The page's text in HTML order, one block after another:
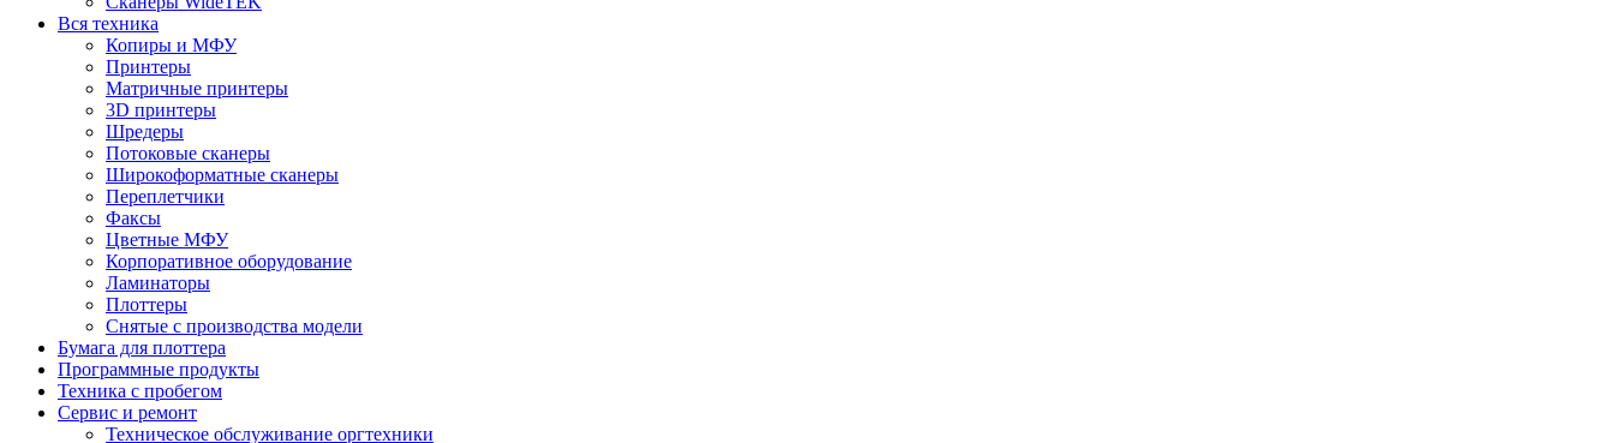
Вся техника
Копиры и МФУ
Принтеры
Матричные принтеры
3D принтеры
Шредеры
Потоковые сканеры
Широкоформатные сканеры
Переплетчики
Факсы
Цветные МФУ
Корпоративное оборудование
Ламинаторы
Плоттеры
Снятые с производства модели
Бумага для плоттера
Программные продукты
Техника с пробегом
Сервис и ремонт
Техническое обслуживание оргтехники